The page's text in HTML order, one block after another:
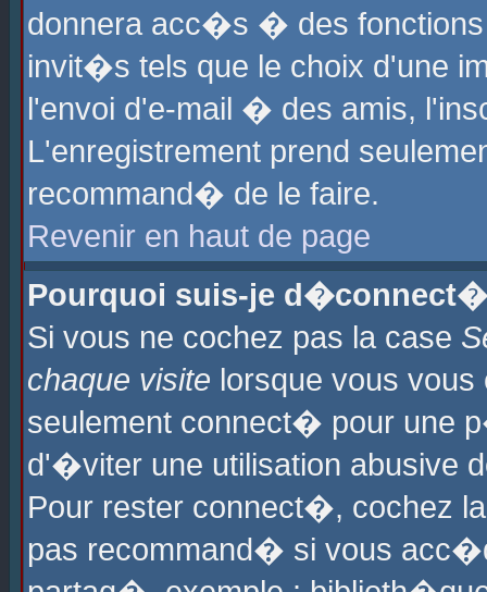
donnera acc�s � des fonctions
invit�s tels que le choix d'une
l'envoi d'e-mail � des amis,
L'enregistrement prend
recommand� de le faire.
Revenir en haut de page
Pourquoi suis-je
Si vous ne cochez pas la case
chaque visite lorsque vous
seulement connect� pour une
d'�viter une utilisation abusive
Pour rester connect�, cochez
pas recommand� si vous